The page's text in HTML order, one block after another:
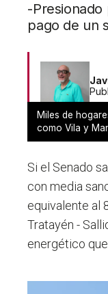
-
pago de un
Miles de
como Vila y
Si el Senado
con media
equivalente al
Tratayén -
energético